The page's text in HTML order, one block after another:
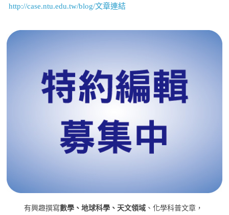
http://case.ntu.edu.tw/blog/文章連結
有興趣撰寫數學、地球科學、天文領域 、化學科普文章，